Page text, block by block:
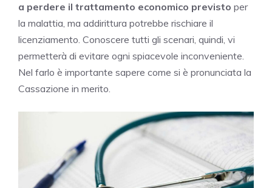
a perdere il trattamento economico previsto per
la malattia, ma addirittura potrebbe rischiare il
licenziamento. Conoscere tutti gli scenari, quindi, vi
permetterà di evitare ogni spiacevole inconveniente.
Nel farlo è importante sapere come si è pronunciata la
Cassazione in merito.